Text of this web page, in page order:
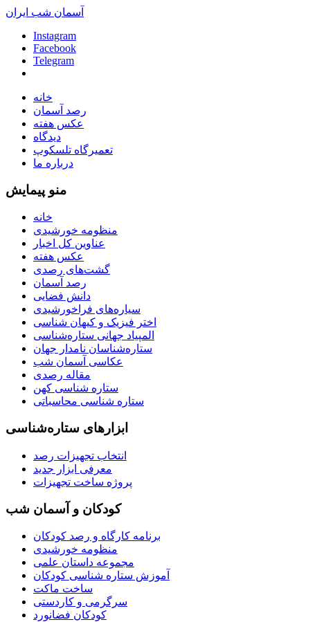
آسمان شب ایران
Instagram
Facebook
Telegram
خانه
رصد آسمان
عکس هفته
دیدگاه
تعمیرگاه تلسکوپ
درباره ما
منو پیمایش
خانه
منظومه خورشیدی
عناوین کل اخبار
عکس هفته
گشت‌های رصدی
رصد آسمان
دانش فضایی
سیاره‌های فراخورشیدی
اختر فیزیک و کیهان شناسی
المپیاد جهانی ستاره‌شناسی
ستاره‌شناسان نامدار جهان
عکاسی آسمان شب
مقاله رصدی
ستاره شناسی کهن
ستاره شناسی محاسباتی
ابزارهای ستاره‌شناسی
انتخاب تجهیزات رصد
معرفی ابزار جدید
پروژه ساخت تجهیزات
کودکان و آسمان شب
برنامه‌ کارگاه و رصد کودکان
منظومه خورشیدی
مجموعه داستان علمی
آموزش ستاره شناسی کودکان
ساخت ماکت
سرگرمی و کاردستی
کودکان فضانورد